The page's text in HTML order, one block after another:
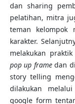
dan sharing
pelatihan, mitra
teman kelompok
karakter.
melakukan
pop up framedan
story telling
dilakukan
google form